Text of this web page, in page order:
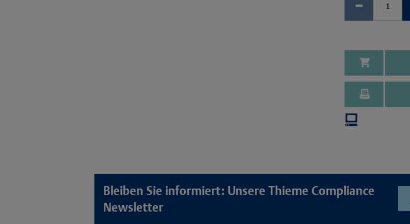
Bleiben Sie informiert: Unsere Thieme Compliance
Newsletter